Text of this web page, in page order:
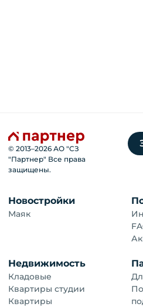
© 2013–2026 АО "СЗ
"Партнер" Все права
защищены.
Новостройки
Маяк
Недвижимость
Кладовые
Квартиры студии
Квартиры